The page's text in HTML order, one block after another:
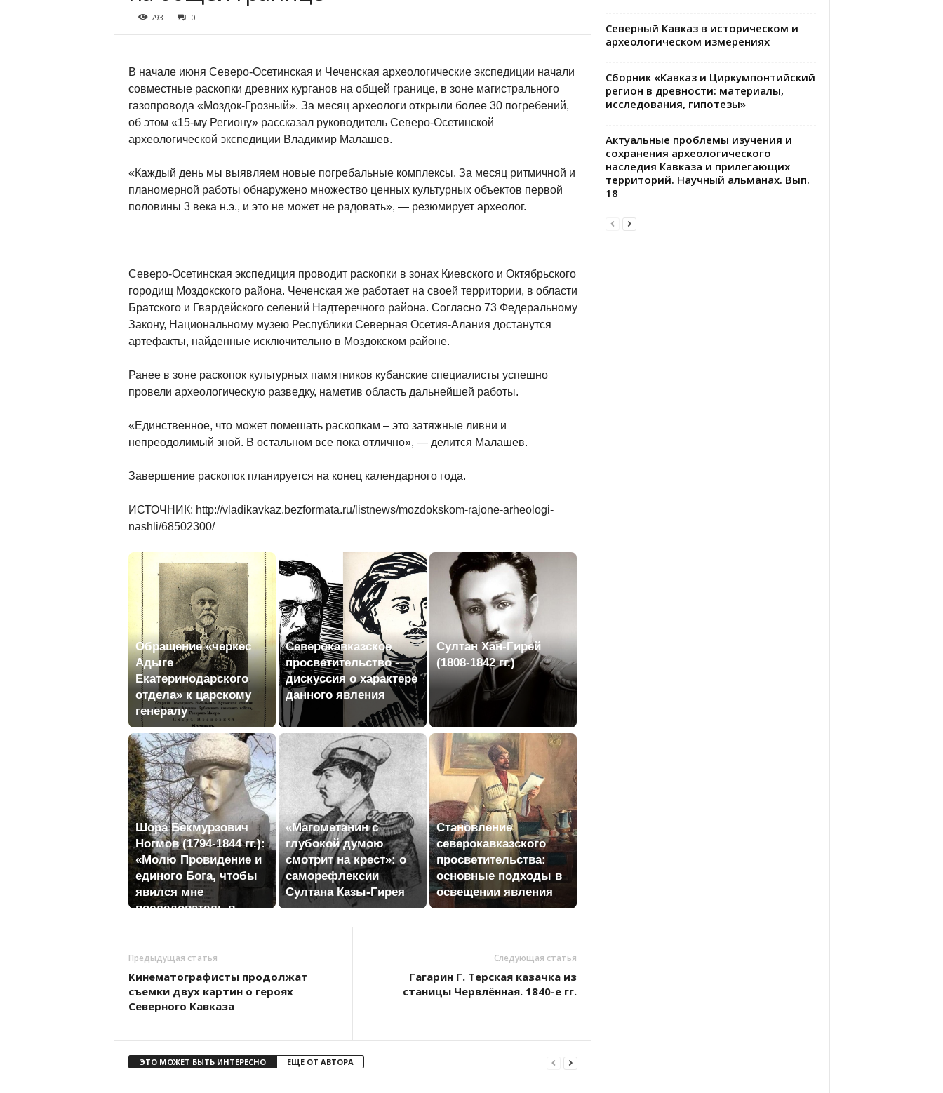
793 0
В начале июня Северо-Осетинская и Чеченская археологические экспедиции начали
совместные раскопки древних курганов на общей границе, в зоне магистрального
газопровода «Моздок-Грозный». За месяц археологи открыли более 30 погребений,
об этом «15-му Региону» рассказал руководитель Северо-Осетинской
археологической экспедиции Владимир Малашев.
«Каждый день мы выявляем новые погребальные комплексы. За месяц ритмичной и
планомерной работы обнаружено множество ценных культурных объектов первой
половины 3 века н.э., и это не может не радовать», — резюмирует археолог.
Северо-Осетинская экспедиция проводит раскопки в зонах Киевского и Октябрьского
городищ Моздокского района. Чеченская же работает на своей территории, в области
Братского и Гвардейского селений Надтеречного района. Согласно 73 Федеральному
Закону, Национальному музею Республики Северная Осетия-Алания достанутся
артефакты, найденные исключительно в Моздокском районе.
Ранее в зоне раскопок культурных памятников кубанские специалисты успешно
провели археологическую разведку, наметив область дальнейшей работы.
«Единственное, что может помешать раскопкам – это затяжные ливни и
непреодолимый зной. В остальном все пока отлично», — делится Малашев.
Завершение раскопок планируется на конец календарного года.
ИСТОЧНИК: http://vladikavkaz.bezformata.ru/listnews/mozdokskom-rajone-arheologi-
nashli/68502300/
Обращение «черкес
Адыге
Екатеринодарского
отдела» к царскому
генералу
Северокавказское
просветительство -
дискуссия о характере
данного явления
Султан Хан-Гирей
(1808-1842 гг.)
Шора Бекмурзович
Ногмов (1794-1844 гг.):
«Молю Провидение и
единого Бога, чтобы
явился мне
последователь в
любви к родному
«Магометанин с
глубокой думою
смотрит на крест»: о
саморефлексии
Султана Казы-Гирея
Становление
северокавказского
просветительства:
основные подходы в
освещении явления
Предыдущая статья
Кинематографисты продолжат
съемки двух картин о героях
Северного Кавказа
Следующая статья
Гагарин Г. Терская казачка из
станицы Червлённая. 1840-е гг.
ЭТО МОЖЕТ БЫТЬ ИНТЕРЕСНО ЕЩЕ ОТ АВТОРА
Северный Кавказ в историческом и
археологическом измерениях
Сборник «Кавказ и Циркумпонтийский
регион в древности: материалы,
исследования, гипотезы»
Актуальные проблемы изучения и
сохранения археологического
наследия Кавказа и прилегающих
территорий. Научный альманах. Вып.
18